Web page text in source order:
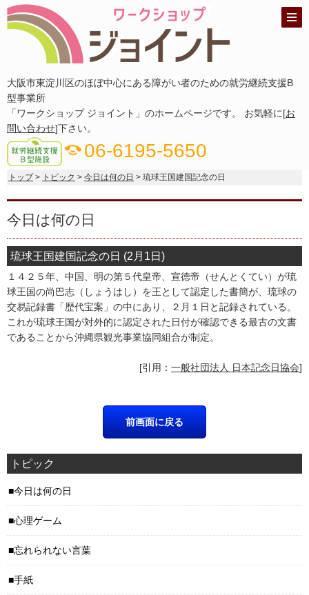
大阪市東淀川区のほぼ中心にある障がい者のための就労継続支援B
型事業所
「ワークショップ ジョイント」のホームページです。 お気軽に[お
問い合わせ]下さい。
phone_in_talk06-6195-5650
トップ> トピック > 今日は何の日 > 琉球王国建国記念の日
今日は何の日
琉球王国建国記念の日 (2月1日)
１４２５年、中国、明の第５代皇帝、宣徳帝（せんとくてい）が琉
球王国の尚巴志（しょうはし）を王として認定した書簡が、琉球の
交易記録書「歴代宝案」の中にあり、２月１日と記録されている。
これが琉球王国が対外的に認定された日付が確認できる最古の文書
であることから沖縄県観光事業協同組合が制定。
[引用： 一般社団法人 日本記念日協会]
トピック
今日は何の日
心理ゲーム
忘れられない言葉
手紙